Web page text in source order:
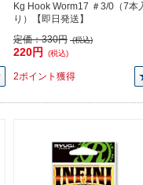
Kg Hook Worm17 ＃3/0（7本
り）【即日発送】
定価：330円 (税込)
220円 (税込)
2ポイント獲得